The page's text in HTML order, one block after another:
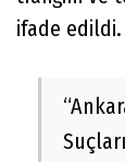
ifade edildi.